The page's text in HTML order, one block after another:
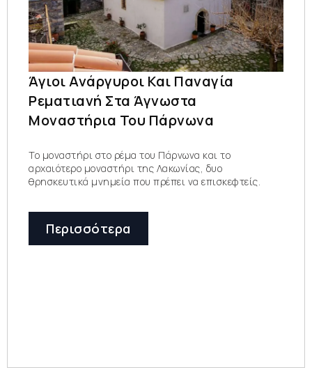
Άγιοι Ανάργυροι Και Παναγία
Ρεματιανή Στα Άγνωστα
Μοναστήρια Του Πάρνωνα
Το μοναστήρι στο ρέμα του Πάρνωνα και το
αρχαιότερο μοναστήρι της Λακωνίας, δυο
θρησκευτικά μνημεία που πρέπει να επισκεφτείς.
Περισσότερα